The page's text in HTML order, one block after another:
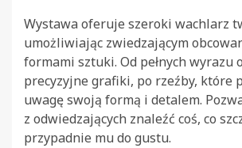
Wystawa oferuje szeroki wachlarz
umożliwiając zwiedzającym
formami sztuki. Od pełnych wyrazu
precyzyjne grafiki, po rzeźby, które
uwagę swoją formą i detalem.
z odwiedzających znaleźć coś, co
przypadnie mu do gustu.